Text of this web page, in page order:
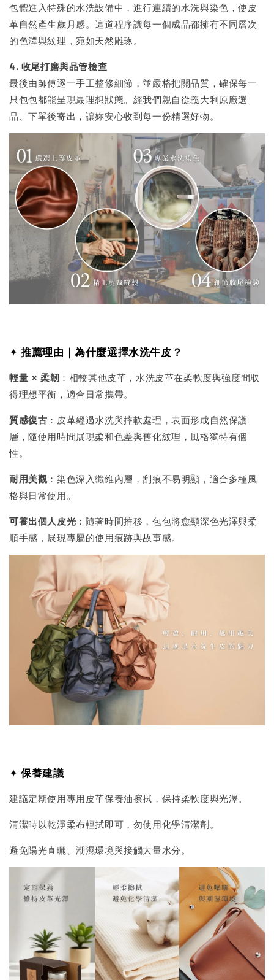
包體進入特殊的水洗設備中，進行連續的水洗與染色，使皮
革自然產生歲月感。這道程序讓每一個成品都擁有不同層次
的色澤與紋理，宛如天然雕琢。
4. 收尾打磨與品管檢查
最後由師傅逐一手工整修細節，並嚴格把關品質，確保每一
只包包都能呈現最理想狀態。經我們親自從義大利原廠選
品、下單後寄出，讓妳安心收到每一份精選好物。
✦ 推薦理由｜為什麼選擇水洗牛皮？
輕量 × 柔韌 ：相較其他皮革，水洗皮革在柔軟度與強度間取
得理想平衡，適合日常攜帶。
質感復古 ：皮革經過水洗與摔軟處理，表面形成自然保護
層，隨使用時間展現柔和色差與舊化紋理，風格獨特有個
性。
耐用美觀：染色深入纖維內層，刮痕不易明顯，適合多種風
格與日常使用。
可養出個人皮光 ：隨著時間推移，包包將愈顯深色光澤與柔
順手感，展現專屬的使用痕跡與故事感。
✦ 保養建議
建議定期使用專用皮革保養油擦拭，保持柔軟度與光澤。
清潔時以乾淨柔布輕拭即可，勿使用化學清潔劑。
避免陽光直曬、潮濕環境與接觸大量水分。